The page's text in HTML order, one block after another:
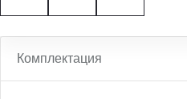
Комплектация